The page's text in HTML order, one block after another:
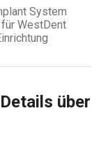
System
WestDent
über